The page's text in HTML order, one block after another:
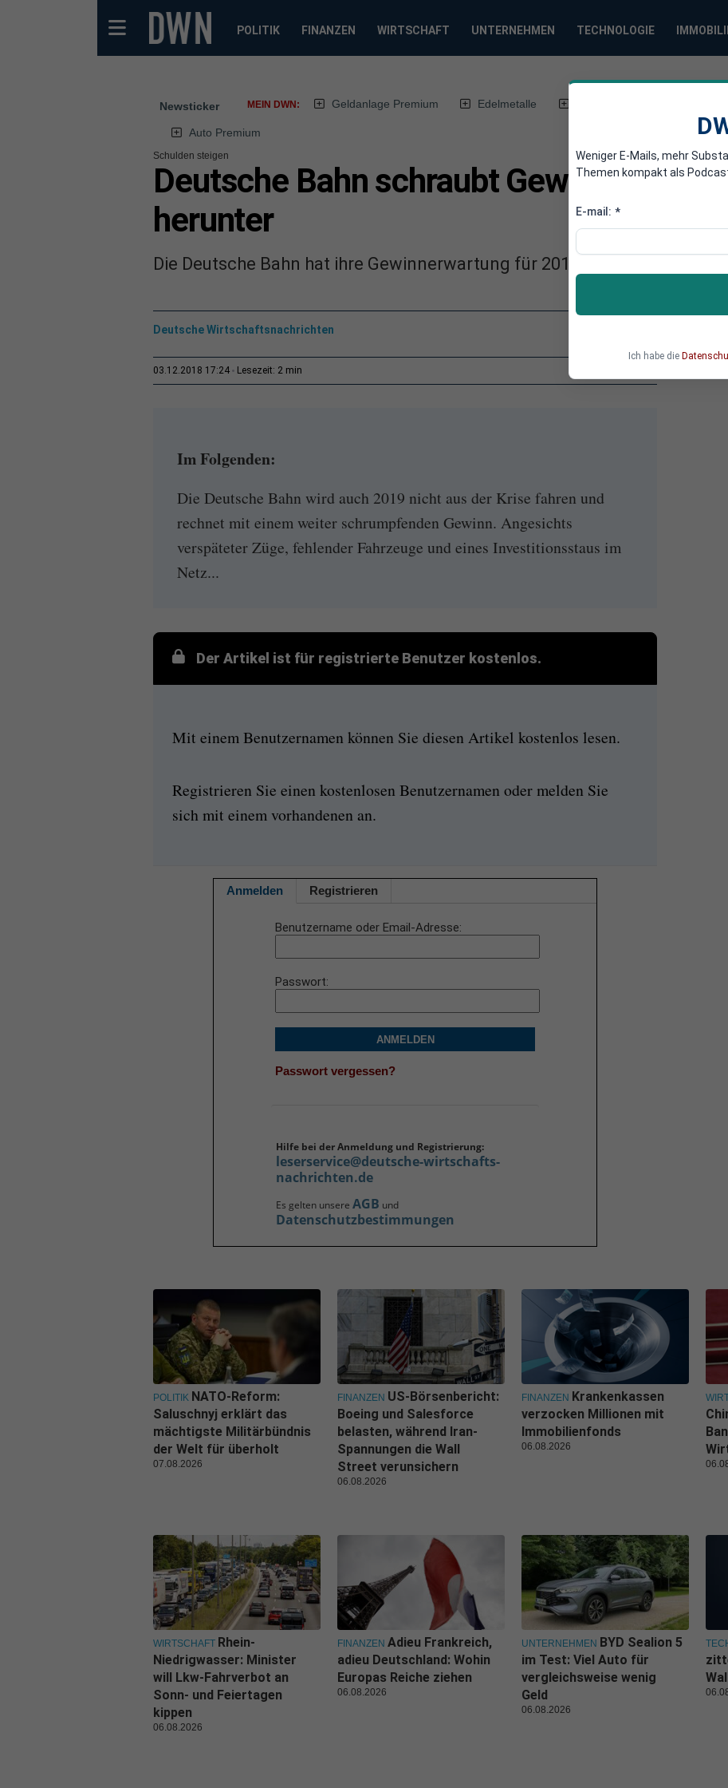
POLITIK FINANZEN WIRTSCHAFT UNTERNEHMEN TECHNOLOGIE
Newsticker MEIN DWN: Geldanlage Premium Edelmetalle
Auto Premium
Schulden steigen
Deutsche Bahn schraubt Gewinn-
herunter
Die Deutsche Bahn hat ihre Gewinnerwartung für 2019 stark
Deutsche Wirtschaftsnachrichten
03.12.2018 17:24 Lesezeit: 2 min
Im Folgenden:
Die Deutsche Bahn wird auch 2019 nicht aus der Krise fahren und
rechnet mit einem weiter schrumpfenden Gewinn. Angesichts
verspäteter Züge, fehlender Fahrzeuge und eines Investitionsstaus im
Netz...
Der Artikel ist für registrierte Benutzer kostenlos.
Mit einem Benutzernamen können Sie diesen Artikel kostenlos lesen.
Registrieren Sie einen kostenlosen Benutzernamen oder melden Sie
sich mit einem vorhandenen an.
Anmelden Registrieren
Benutzername oder Email-Adresse
Passwort
ANMELDEN
Passwort vergessen?
Hilfe bei der Anmeldung und Registrierung:
leserservice@deutsche-wirtschafts-
nachrichten.de
Es gelten unsere AGB und
Datenschutzbestimmungen
Weniger E-Mails, mehr
Themen kompakt als
E-mail: *
Ich habe die
POLITIK NATO-Reform:
Saluschnyj erklärt das
mächtigste Militärbündnis
der Welt für überholt
07.08.2026
FINANZEN US-Börsenbericht:
Boeing und Salesforce
belasten, während Iran-
Spannungen die Wall
Street verunsichern
06.08.2026
FINANZEN Krankenkassen
verzocken Millionen mit
Immobilienfonds
06.08.2026
WIRTSCHAFT Rhein-
Niedrigwasser: Minister
will Lkw-Fahrverbot an
Sonn- und Feiertagen
kippen
06.08.2026
FINANZEN Adieu Frankreich,
adieu Deutschland: Wohin
Europas Reiche ziehen
06.08.2026
UNTERNEHMEN BYD Sealion 5
im Test: Viel Auto für
vergleichsweise wenig
Geld
06.08.2026